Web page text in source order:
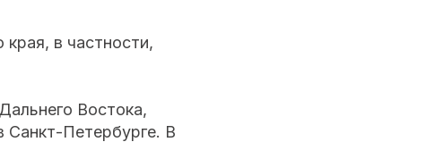
в частности,
Востока,
Санкт-Петербурге. В